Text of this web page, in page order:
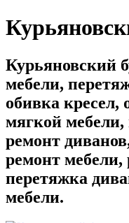
Курьяновский
мебели,
обивка кресел,
мягкой мебели,
ремонт
ремонт мебели,
перетяжка
мебели.